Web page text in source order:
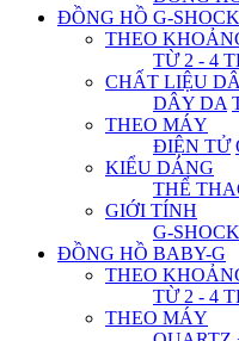
ĐỒNG HỒ G-SHOCK
THEO
TỪ 2 - 4
CHẤT LIỆU
DÂY DA
THEO MÁY
ĐIỆN TỬ
KIỂU DÁNG
THỂ
GIỚI TÍNH
G-
ĐỒNG HỒ BABY-G
THEO
TỪ 2 - 4
THEO MÁY